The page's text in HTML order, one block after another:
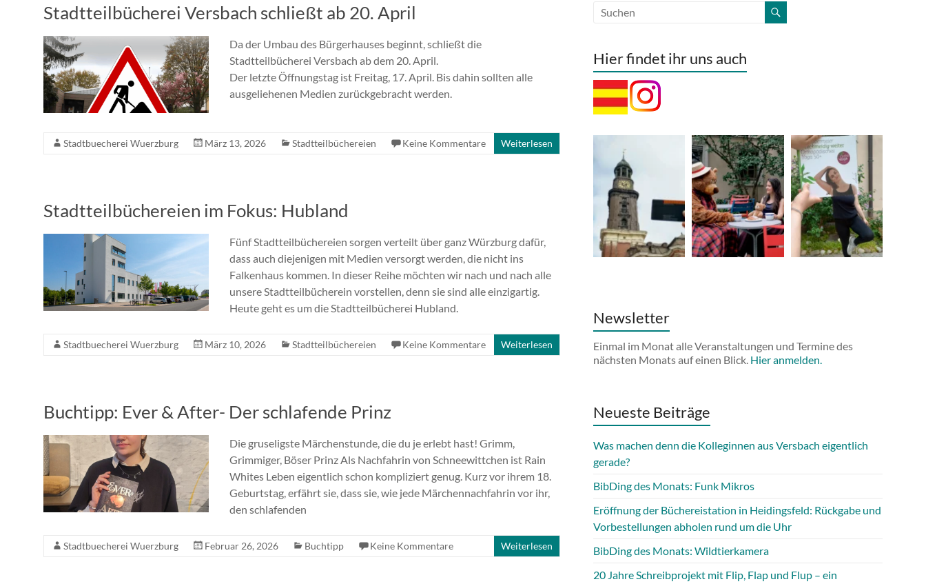
Stadtteilbücherei Versbach schließt ab 20. April
Da der Umbau des Bürgerhauses beginnt, schließt die
Stadtteilbücherei Versbach ab dem 20. April.
Der letzte Öffnungstag ist Freitag, 17. April. Bis dahin sollten alle
ausgeliehenen Medien zurückgebracht werden.
Stadtbuecherei Wuerzburg März 13, 2026 Stadtteilbüchereien Keine Kommentare Weiterlesen
Stadtteilbüchereien im Fokus: Hubland
Fünf Stadtteilbüchereien sorgen verteilt über ganz Würzburg dafür,
dass auch diejenigen mit Medien versorgt werden, die nicht ins
Falkenhaus kommen. In dieser Reihe möchten wir nach und nach alle
unsere Stadtteilbücherein vorstellen, denn sie sind alle einzigartig.
Heute geht es um die Stadtteilbücherei Hubland.
Stadtbuecherei Wuerzburg März 10, 2026 Stadtteilbüchereien Keine Kommentare Weiterlesen
Buchtipp: Ever & After- Der schlafende Prinz
Die gruseligste Märchenstunde, die du je erlebt hast! Grimm,
Grimmiger, Böser Prinz Als Nachfahrin von Schneewittchen ist Rain
Whites Leben eigentlich schon kompliziert genug. Kurz vor ihrem 18.
Geburtstag, erfährt sie, dass sie, wie jede Märchennachfahrin vor ihr,
den schlafenden
Stadtbuecherei Wuerzburg Februar 26, 2026 Buchtipp Keine Kommentare Weiterlesen
Hier findet ihr uns auch
Newsletter
Einmal im Monat alle Veranstaltungen und Termine des
nächsten Monats auf einen Blick. Hier anmelden.
Neueste Beiträge
Was machen denn die Kolleginnen aus Versbach eigentlich
gerade?
BibDing des Monats: Funk Mikros
Eröffnung der Büchereistation in Heidingsfeld: Rückgabe und
Vorbestellungen abholen rund um die Uhr
BibDing des Monats: Wildtierkamera
20 Jahre Schreibprojekt mit Flip, Flap und Flup – ein